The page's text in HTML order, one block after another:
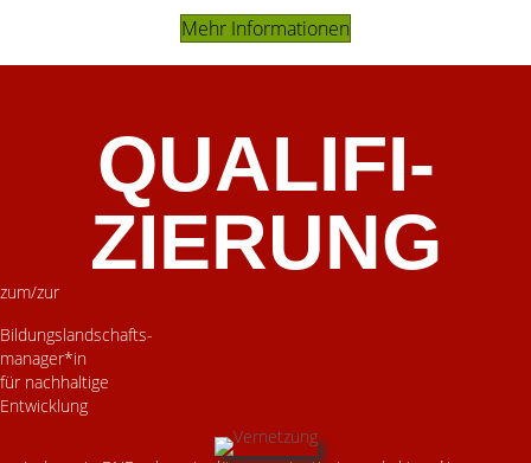
Mehr Informationen
QUALIFI­
ZIERUNG
zum/zur
Bildungslandschafts-
manager*in
für nachhaltige
Entwicklung